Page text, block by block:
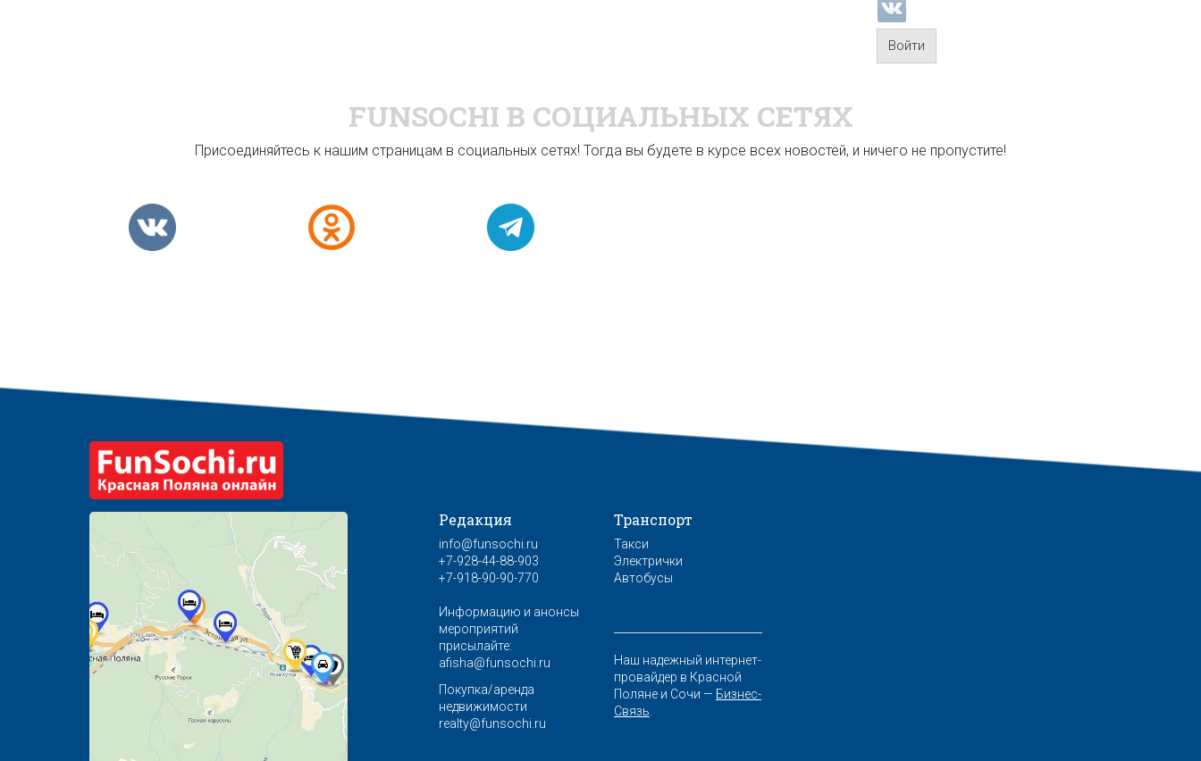
Войти
FUNSOCHI В СОЦИАЛЬНЫХ СЕТЯХ
Присоединяйтесь к нашим страницам в социальных сетях! Тогда вы будете в курсе всех новостей, и ничего не пропустите!
Редакция
info@funsochi.ru
+7-928-44-88-903
+7-918-90-90-770
Информацию и анонсы
мероприятий
присылайте:
afisha@funsochi.ru
Покупка/аренда
недвижимости
realty@funsochi.ru
Транспорт
Такси
Электрички
Автобусы
Наш надежный интернет-
провайдер в Красной
Поляне и Сочи — Бизнес-
Связь